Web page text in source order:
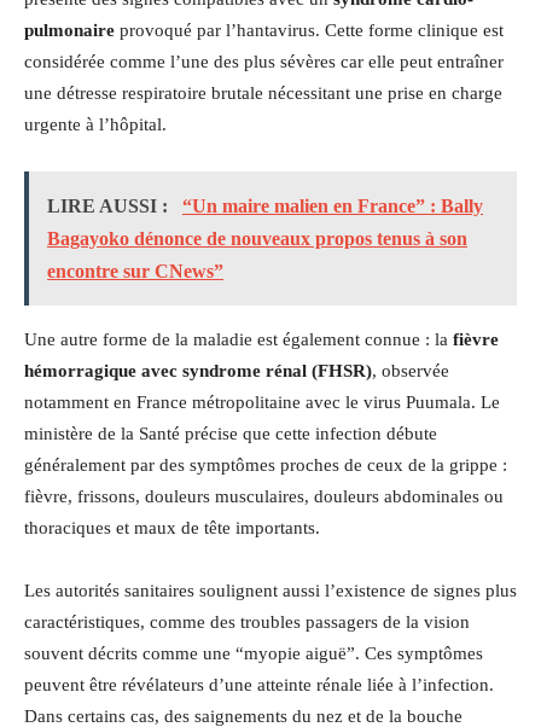
pulmonaire provoqué par l’hantavirus. Cette forme clinique est
considérée comme l’une des plus sévères car elle peut entraîner
une détresse respiratoire brutale nécessitant une prise en charge
urgente à l’hôpital.
LIRE AUSSI :
“Un maire malien en France” : Bally
Bagayoko dénonce de nouveaux propos tenus à son
encontre sur CNews”
Une autre forme de la maladie est également connue : la fièvre
hémorragique avec syndrome rénal (FHSR), observée
notamment en France métropolitaine avec le virus Puumala. Le
ministère de la Santé précise que cette infection débute
généralement par des symptômes proches de ceux de la grippe :
fièvre, frissons, douleurs musculaires, douleurs abdominales ou
thoraciques et maux de tête importants.
Les autorités sanitaires soulignent aussi l’existence de signes plus
caractéristiques, comme des troubles passagers de la vision
souvent décrits comme une “myopie aiguë”. Ces symptômes
peuvent être révélateurs d’une atteinte rénale liée à l’infection.
Dans certains cas, des saignements du nez et de la bouche